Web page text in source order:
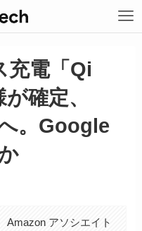
充電「Qi
確定、
。Google
Amazon アソシエイト